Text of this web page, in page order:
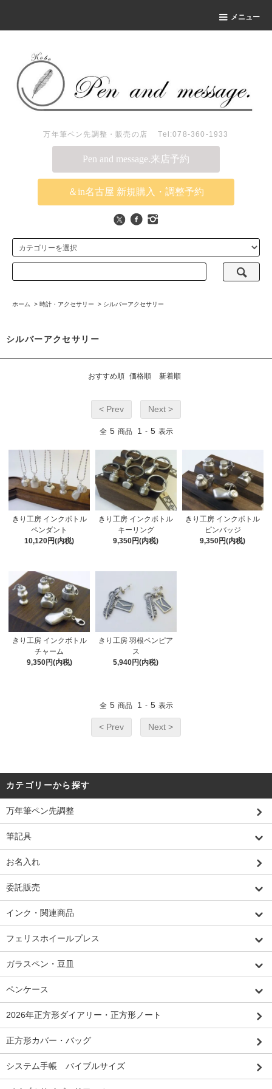
メニュー
万年筆ペン先調整・販売の店 Tel:078-360-1933
Pen and message.来店予約
＆in名古屋 新規購入・調整予約
ホーム > 時計・アクセサリー > シルバーアクセサリー
シルバーアクセサリー
おすすめ順 価格順 新着順
< Prev Next >
全 5 商品 1 - 5 表示
きり工房 インクボトル
ペンダント
10,120円(内税)
きり工房 インクボトル
キーリング
9,350円(内税)
きり工房 インクボトル
ピンバッジ
9,350円(内税)
きり工房 インクボトル
チャーム
9,350円(内税)
きり工房 羽根ペンピア
ス
5,940円(内税)
全 5 商品 1 - 5 表示
< Prev Next >
カテゴリーから探す
万年筆ペン先調整
筆記具
お名入れ
委託販売
インク・関連商品
フェリスホイールプレス
ガラスペン・豆皿
ペンケース
2026年正方形ダイアリー・正方形ノート
正方形カバー・バッグ
システム手帳 バイブルサイズ